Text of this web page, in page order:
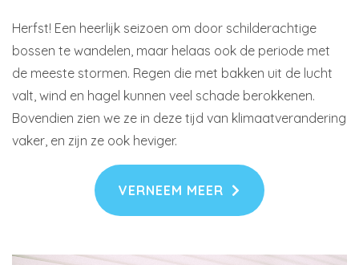
Herfst! Een heerlijk seizoen om door schilderachtige
bossen te wandelen, maar helaas ook de periode met
de meeste stormen. Regen die met bakken uit de lucht
valt, wind en hagel kunnen veel schade berokkenen.
Bovendien zien we ze in deze tijd van klimaatverandering
vaker, en zijn ze ook heviger.
VERNEEM MEER